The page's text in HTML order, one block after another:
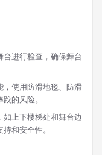
台进行检查，确保舞台
，使用防滑地毯、防滑
的风险。
如上下楼梯处和舞台边
和安全性。